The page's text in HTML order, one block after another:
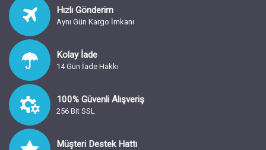
Hızlı Gönderim
Aynı Gün Kargo İmkanı
Kolay İade
14 Gün İade Hakkı
100% Güvenli Alışveriş
256 Bit SSL
Müşteri Destek Hattı